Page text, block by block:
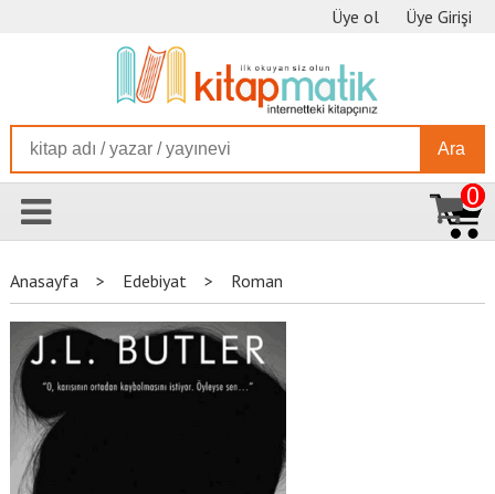
Üye ol Üye Girişi
Ara
0
Anasayfa > Edebiyat > Roman